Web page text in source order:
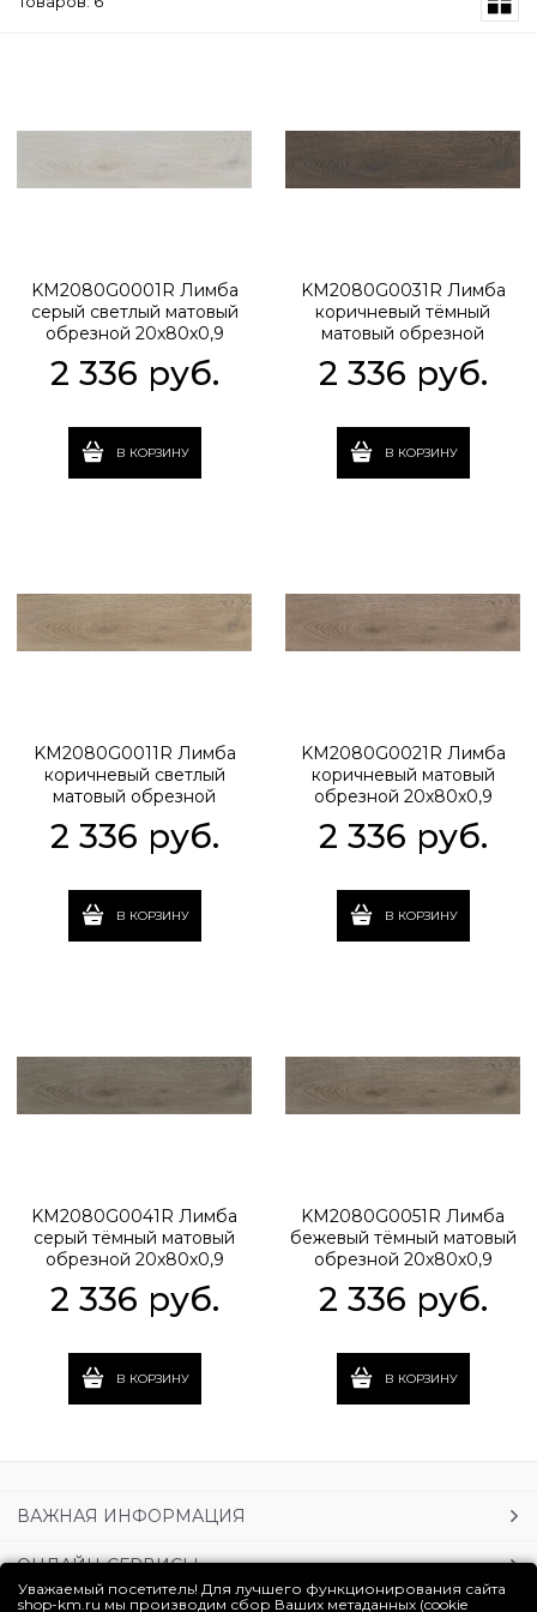
KM2080G0001R Лимба
серый светлый матовый
обрезной 20x80x0,9
2 336 руб.
В КОРЗИНУ
KM2080G0031R Лимба
коричневый тёмный
матовый обрезной
2 336 руб.
В КОРЗИНУ
KM2080G0011R Лимба
коричневый светлый
матовый обрезной
2 336 руб.
В КОРЗИНУ
KM2080G0021R Лимба
коричневый матовый
обрезной 20x80x0,9
2 336 руб.
В КОРЗИНУ
KM2080G0041R Лимба
серый тёмный матовый
обрезной 20x80x0,9
2 336 руб.
В КОРЗИНУ
KM2080G0051R Лимба
бежевый тёмный матовый
обрезной 20x80x0,9
2 336 руб.
В КОРЗИНУ
ВАЖНАЯ ИНФОРМАЦИЯ
ОНЛАЙН-СЕРВИСЫ
Уважаемый посетитель! Для лучшего функционирования сайта
shop-km.ru мы производим сбор Ваших метаданных (cookie